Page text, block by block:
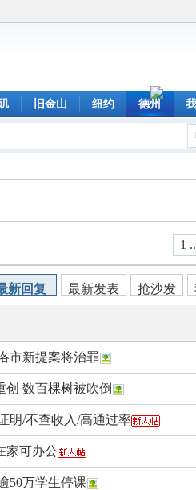
旧金山 纽约 德州
1
新回复 最新发表 抢沙发
市新提案将治罪
创 数百棵树被吹倒
明/不查收入/高通过率
家可办公
50万学生停课